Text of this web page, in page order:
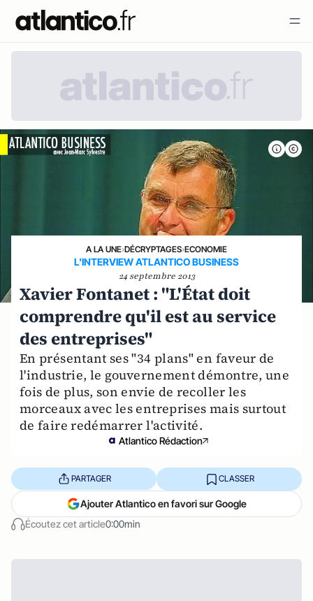
A LA UNE›DÉCRYPTAGES›ECONOMIE
L'INTERVIEW ATLANTICO BUSINESS
24 septembre 2013
Xavier Fontanet : "L'État doit
comprendre qu'il est au service
des entreprises"
En présentant ses "34 plans" en faveur de
l'industrie, le gouvernement démontre, une
fois de plus, son envie de recoller les
morceaux avec les entreprises mais surtout
de faire redémarrer l'activité.
Atlantico Rédaction
Écoutez cet article0:00min
PARTAGER CLASSER
Ajouter Atlantico en favori sur Google